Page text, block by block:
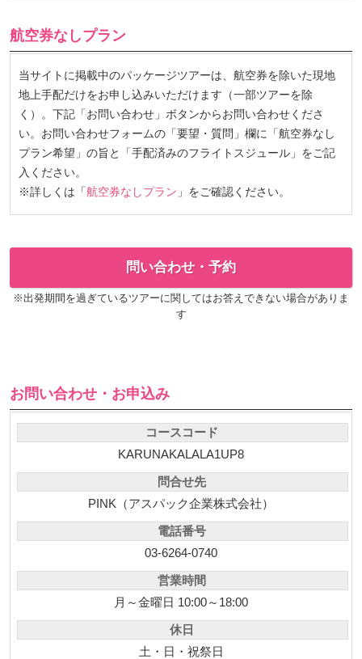
航空券なしプラン
当サイトに掲載中のパッケージツアーは、航空券を除いた現地
地上手配だけをお申し込みいただけます（一部ツアーを除
く）。下記「お問い合わせ」ボタンからお問い合わせくださ
い。お問い合わせフォームの「要望・質問」欄に「航空券なし
プラン希望」の旨と「手配済みのフライトスジュール」をご記
入ください。
※詳しくは「航空券なしプラン 」をご確認ください。
問い合わせ・予約
※出発期間を過ぎているツアーに関してはお答えできない場合がありま
す
お問い合わせ・お申込み
コースコード
KARUNAKALALA1UP8
問合せ先
PINK（アスパック企業株式会社）
電話番号
03-6264-0740
営業時間
月～金曜日 10:00～18:00
休日
土・日・祝祭日